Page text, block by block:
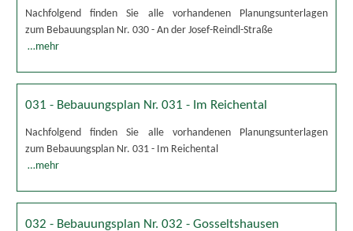
Nachfolgend finden Sie alle vorhandenen Planungsunterlagen
zum Bebauungsplan Nr. 030 - An der Josef-Reindl-Straße
…mehr
031 - Bebauungsplan Nr. 031 - Im Reichental
Nachfolgend finden Sie alle vorhandenen Planungsunterlagen
zum Bebauungsplan Nr. 031 - Im Reichental
…mehr
032 - Bebauungsplan Nr. 032 - Gosseltshausen